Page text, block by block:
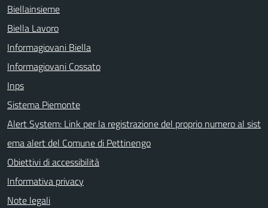
Biellainsieme
Biella Lavoro
Informagiovani Biella
Informagiovani Cossato
Inps
Sistema Piemonte
Alert System: Link per la registrazione del proprio numero al sist
ema alert del Comune di Pettinengo
Obiettivi di accessibilità
Informativa privacy
Note legali